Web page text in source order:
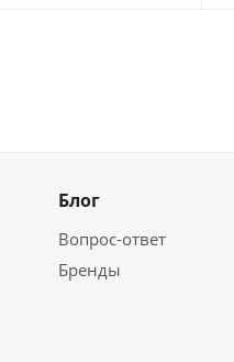
Блог
Вопрос-ответ
Бренды